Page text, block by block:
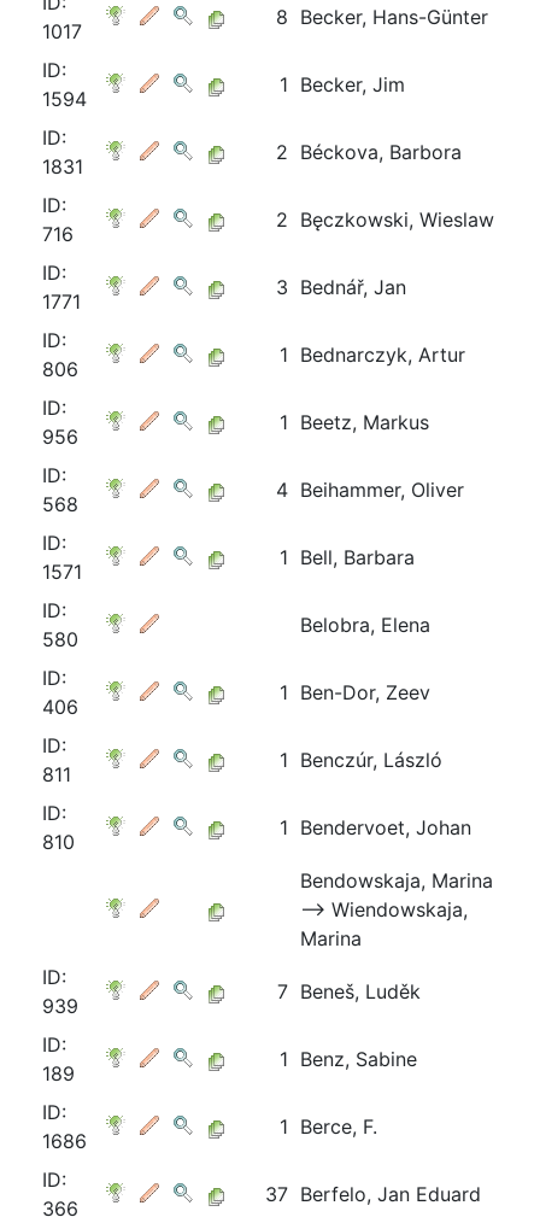
1017
8 Becker, Hans-Günter
ID:
1594
1 Becker, Jim
ID:
1831
2 Béckova, Barbora
ID:
716
2 Bęczkowski, Wieslaw
ID:
1771
3 Bednář, Jan
ID:
806
1 Bednarczyk, Artur
ID:
956
1 Beetz, Markus
ID:
568
4 Beihammer, Oliver
ID:
1571
1 Bell, Barbara
ID:
580
Belobra, Elena
ID:
406
1 Ben-Dor, Zeev
ID:
811
1 Benczúr, László
ID:
810
1 Bendervoet, Johan
Bendowskaja, Marina
⟶ Wiendowskaja,
Marina
ID:
939
7 Beneš, Luděk
ID:
189
1 Benz, Sabine
ID:
1686
1 Berce, F.
ID:
366
37 Berfelo, Jan Eduard